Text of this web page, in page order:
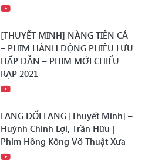
[THUYẾT MINH] NÀNG TIÊN CÁ
– PHIM HÀNH ĐỘNG PHIÊU LƯU
HẤP DẪN – PHIM MỚI CHIẾU
RẠP 2021
LANG ĐỐI LANG [Thuyết Minh] –
Huỳnh Chính Lợi, Trần Hữu |
Phim Hồng Kông Võ Thuật Xưa